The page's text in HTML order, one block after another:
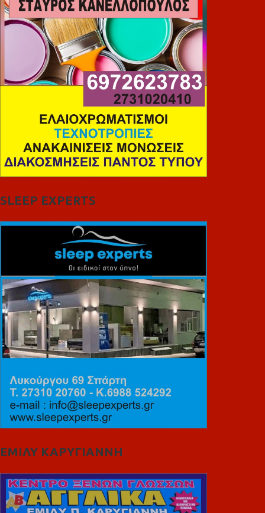
SLEEP EXPERTS
ΕΜΙΛΥ ΚΑΡΥΓΙΑΝΝΗ